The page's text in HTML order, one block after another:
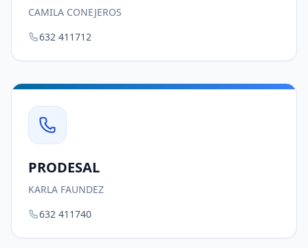
CAMILA CONEJEROS
632 411712
PRODESAL
KARLA FAUNDEZ
632 411740